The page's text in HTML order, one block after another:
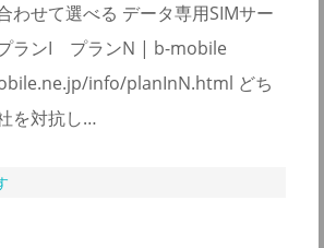
わせて選べる データ専用SIMサー
ランI プランN | b-mobile
info/planInN.html どち
を対抗し…